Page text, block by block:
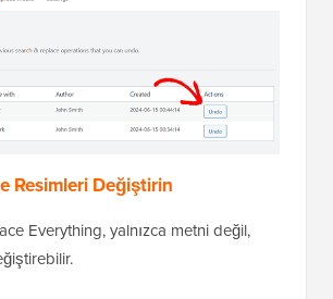
Resimleri Değiştirin
Everything, yalnızca metni değil,